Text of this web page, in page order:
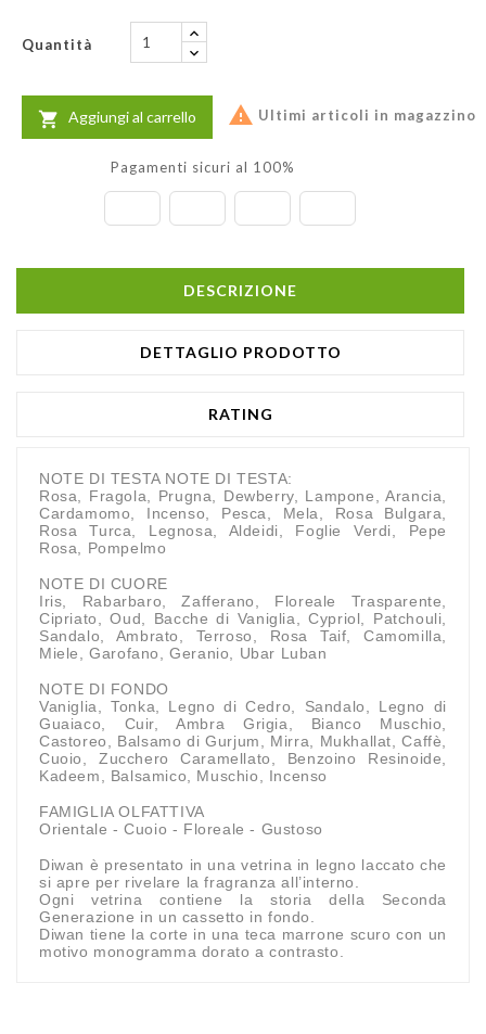
Quantità
 Aggiungi al carrello  Ultimi articoli in magazzino
Pagamenti sicuri al 100%
DESCRIZIONE
DETTAGLIO PRODOTTO
RATING
NOTE DI TESTA NOTE DI TESTA:
Rosa, Fragola, Prugna, Dewberry, Lampone, Arancia,
Cardamomo, Incenso, Pesca, Mela, Rosa Bulgara,
Rosa Turca, Legnosa, Aldeidi, Foglie Verdi, Pepe
Rosa, Pompelmo
NOTE DI CUORE
Iris, Rabarbaro, Zafferano, Floreale Trasparente,
Cipriato, Oud, Bacche di Vaniglia, Cypriol, Patchouli,
Sandalo, Ambrato, Terroso, Rosa Taif, Camomilla,
Miele, Garofano, Geranio, Ubar Luban
NOTE DI FONDO
Vaniglia, Tonka, Legno di Cedro, Sandalo, Legno di
Guaiaco, Cuir, Ambra Grigia, Bianco Muschio,
Castoreo, Balsamo di Gurjum, Mirra, Mukhallat, Caffè,
Cuoio, Zucchero Caramellato, Benzoino Resinoide,
Kadeem, Balsamico, Muschio, Incenso
FAMIGLIA OLFATTIVA
Orientale - Cuoio - Floreale - Gustoso
Diwan è presentato in una vetrina in legno laccato che
si apre per rivelare la fragranza all’interno.
Ogni vetrina contiene la storia della Seconda
Generazione in un cassetto in fondo.
Diwan tiene la corte in una teca marrone scuro con un
motivo monogramma dorato a contrasto.